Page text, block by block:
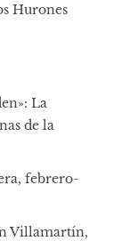
Hurones
La
de la
febrero-
Villamartín,